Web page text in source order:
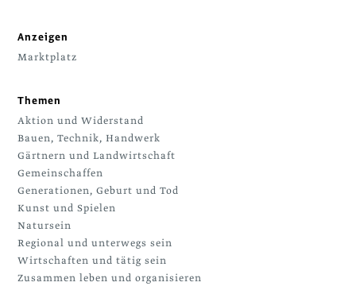
Anzeigen
Marktplatz
Themen
Aktion und Widerstand
Bauen, Technik, Handwerk
Gärtnern und Landwirtschaft
Gemeinschaffen
Generationen, Geburt und Tod
Kunst und Spielen
Natursein
Regional und unterwegs sein
Wirtschaften und tätig sein
Zusammen leben und organisieren